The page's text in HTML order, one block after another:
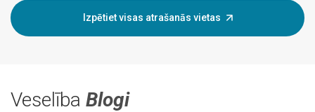
Izpētiet visas atrašanās vietas
Veselība Blogi